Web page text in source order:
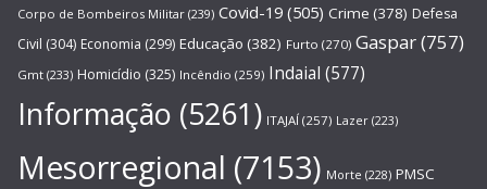
Corpo de Bombeiros Militar (239) Covid-19 (505) Crime (378) Defesa
Civil (304) Economia (299) Educação (382) Furto (270) Gaspar(757)
Gmt (233) Homicídio (325) Incêndio (259) Indaial (577)
Informação (5261) ITAJAÍ (257) Lazer (223)
Mesorregional (7153) Morte (228) PMSC